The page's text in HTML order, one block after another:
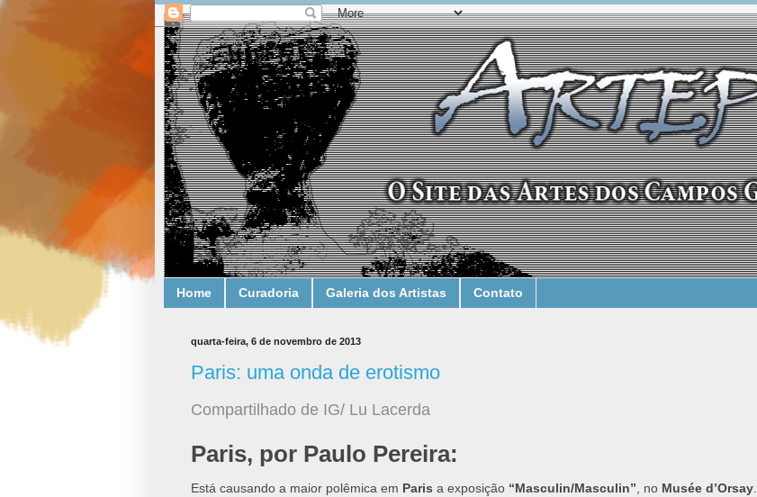
Home Curadoria Galeria dos Artistas Contato
quarta-feira, 6 de novembro de 2013
Paris: uma onda de erotismo
Compartilhado de IG/ Lu Lacerda
Paris, por Paulo Pereira:
Está causando a maior polêmica em Paris a exposição “Masculin/Masculin”, no Musée d’Orsay.